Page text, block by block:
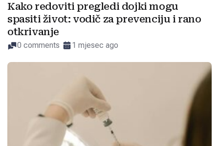
Kako redoviti pregledi dojki mogu
spasiti život: vodič za prevenciju i rano
otkrivanje
0 comments 1 mjesec ago